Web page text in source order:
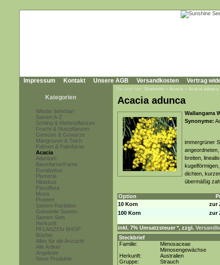
Impressum Kontakt Unsere AGB Versandkosten Vertrag
Kategorien
Wieder lieferbar!
Samen A-Z
Schling & Kletterpflanzen
Frucht & Nutzpflanzen
Gemüse & Gewürze
Mangroven & Teich
Palmen & Palmfarne
Acacia
Adenium
Baumfarne/Farne
Eucalyptus
Plumeria
Hibiskus
Passiflora
Musa
Proteen
Samen-Raritäten
Gekeimte Samen
Samen-Sets
Herkunft
PFLANZEN SHOP
Bücher
Alles für die Anzucht
Alle Artikel
Angebote
Neue Produkte
Sie sind hier: Startseite » Acacia » Acacia adunca
Acacia adunca
Wallangarra
Synonyme:
immergrüner
breiten,
dichten,
übermäßig
Option
10 Korn
zur
100 Korn
zur
inkl. 7% Umsatzsteuer *, zzgl.
Steckbrief
Familie:
Mimosaceae
Mimosengewächse
Herkunft:
Australien
Gruppe:
Strauch